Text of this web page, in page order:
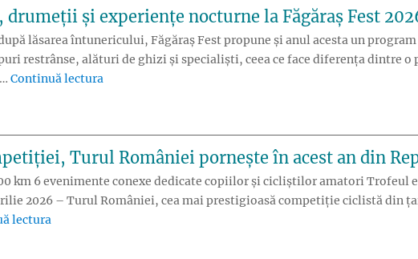
drumeții și experiențe nocturne la Făgăraș Fest
lăsarea întunericului, Făgăraș Fest propune și anul acesta un
restrânse, alături de ghizi și specialiști, ceea ce face diferența dintre
Continuă lectura
Turul României pornește în acest an din
km 6 evenimente conexe dedicate copiilor și cicliștilor amatori Trofeul
2026 – Turul României, cea mai prestigioasă competiție ciclistă din
lectura